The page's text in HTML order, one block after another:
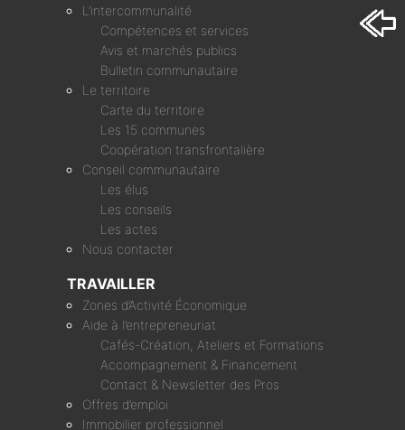
L’intercommunalité
Compétences et services
Avis et marchés publics
Bulletin communautaire
Le territoire
Carte du territoire
Les 15 communes
Coopération transfrontalière
Conseil communautaire
Les élus
Les conseils
Les actes
Nous contacter
TRAVAILLER
Zones d’Activité Économique
Aide à l’entrepreneuriat
Cafés-Création, Ateliers et Formations
Accompagnement & Financement
Contact & Newsletter des Pros
Offres d’emploi
Immobilier professionnel